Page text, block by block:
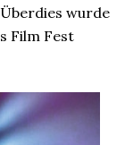
wurde
Film Fest